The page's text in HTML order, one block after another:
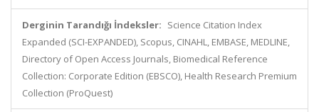
Derginin Tarandığı İndeksler: Science Citation Index
Expanded (SCI-EXPANDED), Scopus, CINAHL, EMBASE, MEDLINE,
Directory of Open Access Journals, Biomedical Reference
Collection: Corporate Edition (EBSCO), Health Research Premium
Collection (ProQuest)